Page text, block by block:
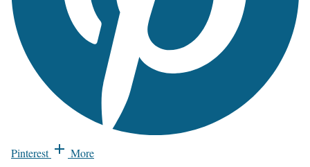
Pinterest More